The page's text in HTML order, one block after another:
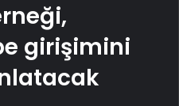
girişimini